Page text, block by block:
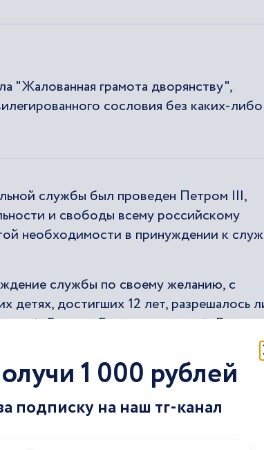
"Жалованная грамота дворянству",
сословия без каких-либо
службы был проведен Петром III,
и свободы всему российскому
необходимости в принуждении к
службы по своему желанию, с
детях, достигших 12 лет, разрешалось
(в России, Европе или дома).
не понравились положения
этого закона. Она полагала,
дворян.
1 000 рублей
подписку на наш тг-канал